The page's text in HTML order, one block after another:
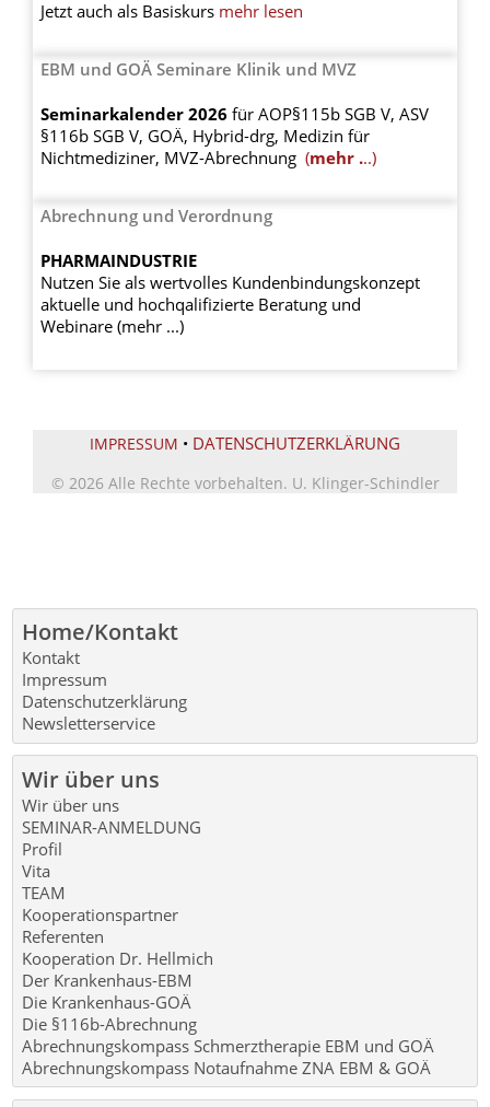
Jetzt auch als Basiskurs mehr lesen
EBM und GOÄ Seminare Klinik und MVZ
Seminarkalender 2026 für AOP§115b SGB V, ASV
§116b SGB V, GOÄ, Hybrid-drg, Medizin für
Nichtmediziner, MVZ-Abrechnung (mehr ...)
Abrechnung und Verordnung
PHARMAINDUSTRIE
Nutzen Sie als wertvolles Kundenbindungskonzept
aktuelle und hochqalifizierte Beratung und
Webinare (mehr ...)
IMPRESSUM • DATENSCHUTZERKLÄRUNG
© 2026 Alle Rechte vorbehalten. U. Klinger-Schindler
Home/Kontakt
Kontakt
Impressum
Datenschutzerklärung
Newsletterservice
Wir über uns
Wir über uns
SEMINAR-ANMELDUNG
Profil
Vita
TEAM
Kooperationspartner
Referenten
Kooperation Dr. Hellmich
Der Krankenhaus-EBM
Die Krankenhaus-GOÄ
Die §116b-Abrechnung
Abrechnungskompass Schmerztherapie EBM und GOÄ
Abrechnungskompass Notaufnahme ZNA EBM & GOÄ